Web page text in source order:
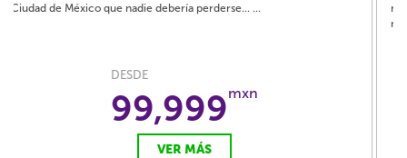
reconocimiento como una ciudad cosmopolita lo tiene muy bien
DESDE
99,999mxn
VER MÁS